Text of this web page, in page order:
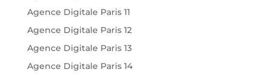
Agence Digitale Paris 11
Agence Digitale Paris 12
Agence Digitale Paris 13
Agence Digitale Paris 14